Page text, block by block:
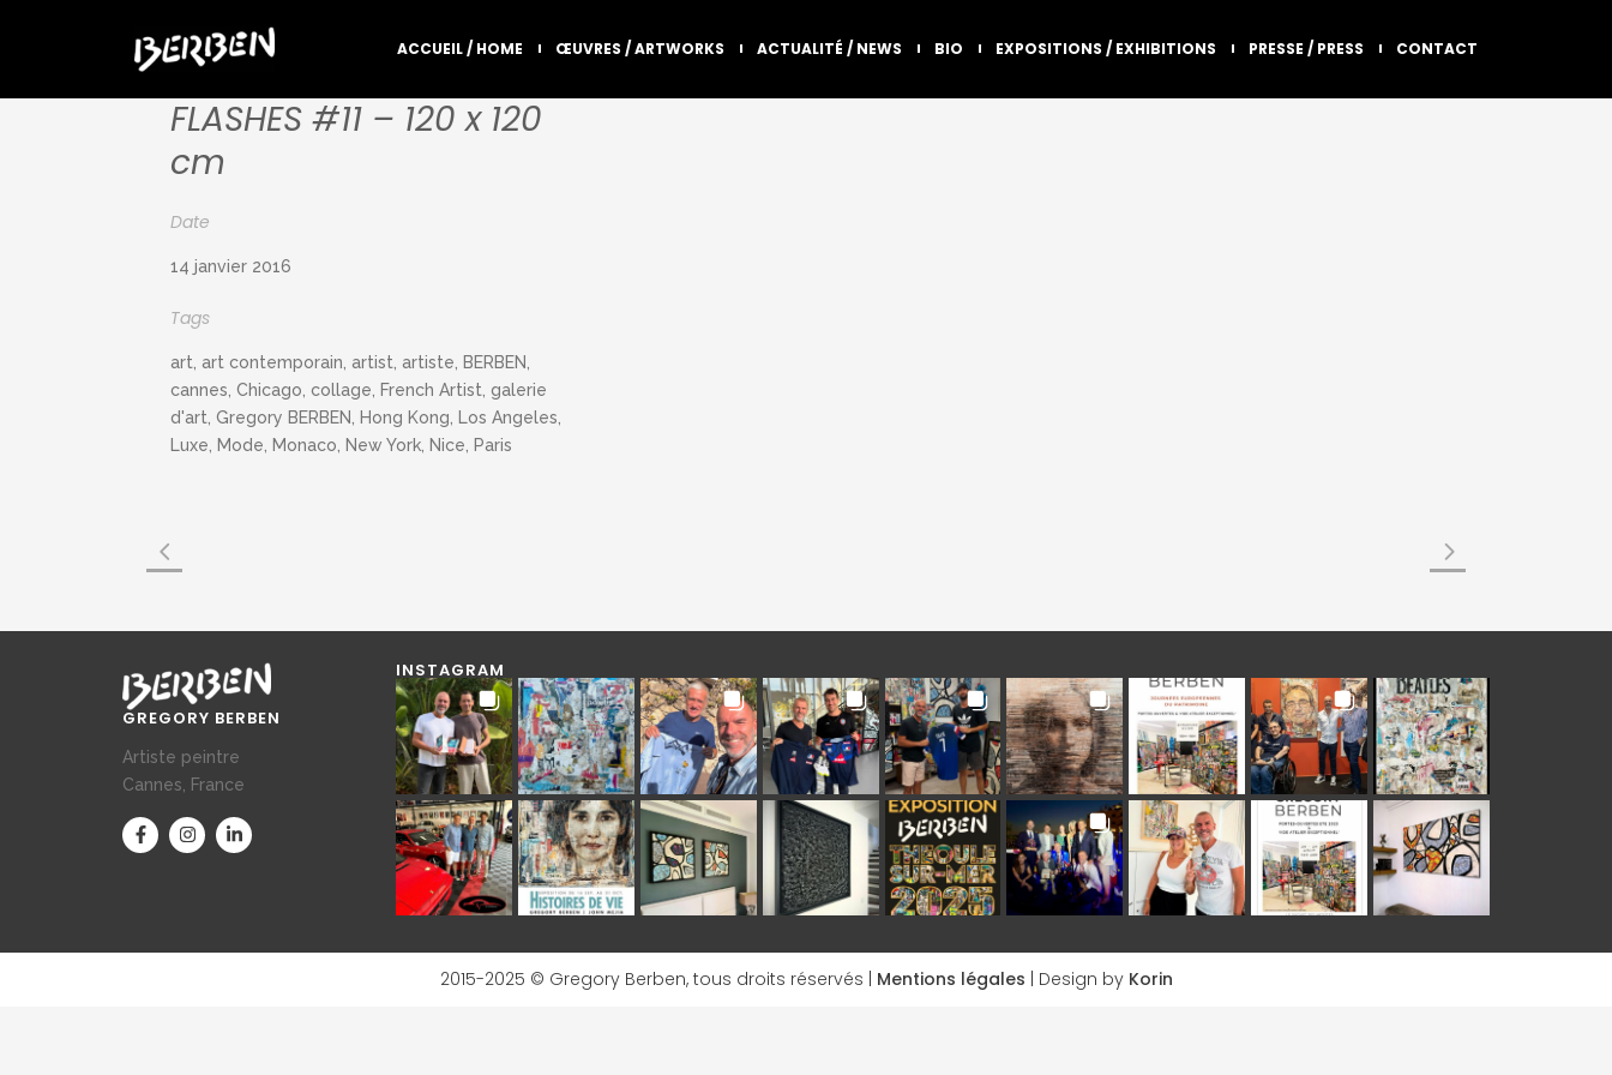
ACCUEIL / HOME ŒUVRES / ARTWORKS ACTUALITÉ / NEWS BIO EXPOSITIONS / EXHIBITIONS PRESSE / PRESS CONTACT
FLASHES #11 – 120 x 120
cm
Date
14 janvier 2016
Tags
art, art contemporain, artist, artiste, BERBEN,
cannes, Chicago, collage, French Artist, galerie
d'art, Gregory BERBEN, Hong Kong, Los Angeles,
Luxe, Mode, Monaco, New York, Nice, Paris
GREGORY BERBEN
Artiste peintre
Cannes, France
INSTAGRAM
2015-2025 © Gregory Berben, tous droits réservés | Mentions légales | Design by Korin